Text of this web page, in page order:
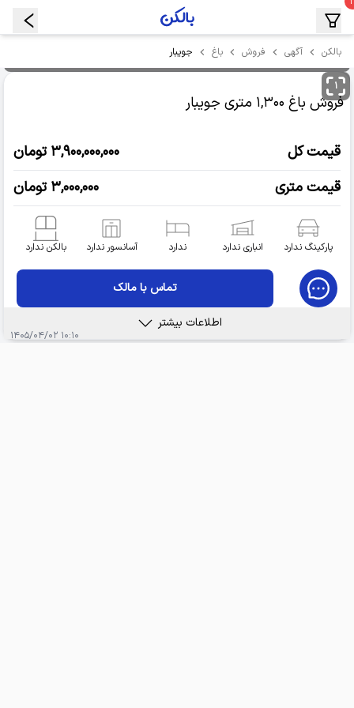
بالکن آگهی فروش باغ جویبار
۱
فروش باغ ۱,۳۰۰ متری جویبار
قیمت کل
۳,۹۰۰,۰۰۰,۰۰۰ تومان
قیمت متری
۳,۰۰۰,۰۰۰ تومان
پارکینگ ندارد انباری ندارد ندارد آسانسور ندارد بالکن ندارد
تماس با مالک
اطلاعات بیشتر
۱۰:۱۰ ۱۴۰۵/۰۴/۰۲